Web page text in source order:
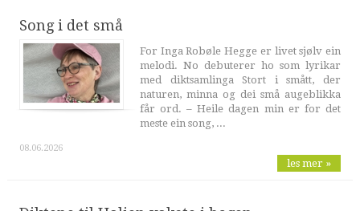
Song i det små
For Inga Robøle Hegge er livet sjølv ein
melodi. No debuterer ho som lyrikar
med diktsamlinga Stort i smått, der
naturen, minna og dei små augeblikka
får ord. – Heile dagen min er for det
meste ein song, ...
08.06.2026
les mer »